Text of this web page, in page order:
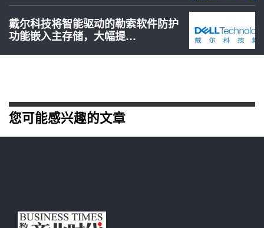
戴尔科技将智能驱动的勒索软件防护
功能嵌入主存储，大幅提…
您可能感兴趣的文章